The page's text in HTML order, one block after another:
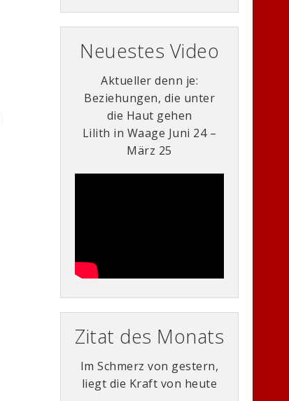
Neuestes Video
Aktueller denn je:
Beziehungen, die unter
die Haut gehen
Lilith in Waage Juni 24 –
März 25
Zitat des Monats
Im Schmerz von gestern,
liegt die Kraft von heute